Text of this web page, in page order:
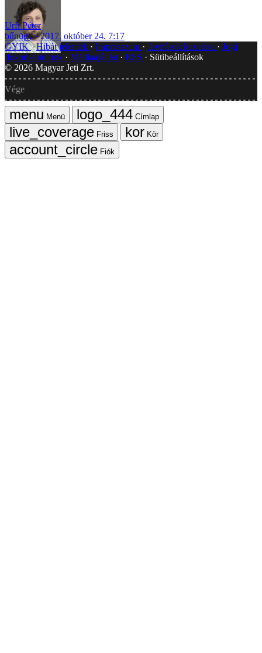
Urfi Péter
bűnügy
2017. október 24. 7:17
GYIK Hibát jelentek Impresszum Javítások kezelése
Jogi
dokumentumok
Médiaajánlat RSS
Sütibeállítások
© 2026 Magyar Jeti Zrt.
Vége
Menü
Címlap
Friss
Kör
Fiók